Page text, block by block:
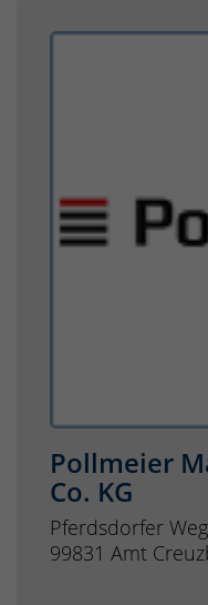
Pollmeier
Co. KG
Pferdsdorfer
99831 Amt